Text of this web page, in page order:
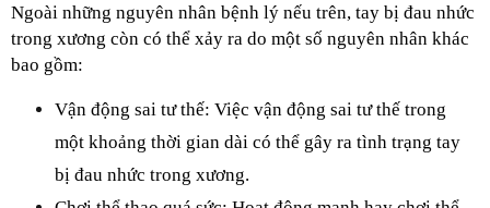
Ngoài những nguyên nhân bệnh lý nếu trên, tay bị đau nhức
trong xương còn có thể xảy ra do một số nguyên nhân khác
bao gồm:
Vận động sai tư thế: Việc vận động sai tư thế trong
một khoảng thời gian dài có thể gây ra tình trạng tay
bị đau nhức trong xương.